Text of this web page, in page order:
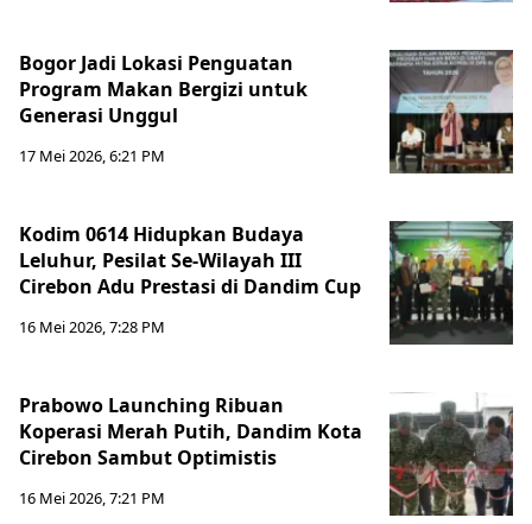
Bogor Jadi Lokasi Penguatan
Program Makan Bergizi untuk
Generasi Unggul
17 Mei 2026, 6:21 PM
Kodim 0614 Hidupkan Budaya
Leluhur, Pesilat Se-Wilayah III
Cirebon Adu Prestasi di Dandim Cup
16 Mei 2026, 7:28 PM
Prabowo Launching Ribuan
Koperasi Merah Putih, Dandim Kota
Cirebon Sambut Optimistis
16 Mei 2026, 7:21 PM